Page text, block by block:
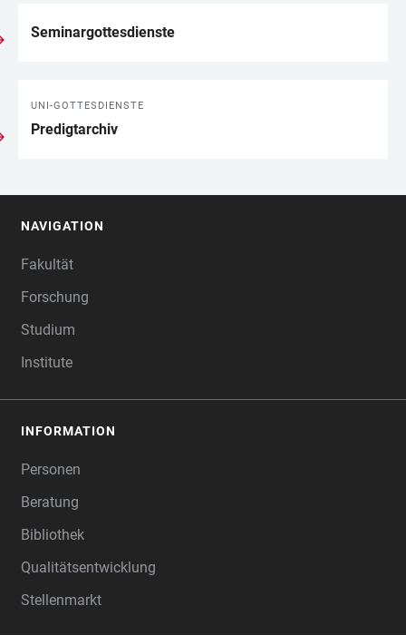
Seminargottesdienste
UNI-GOTTESDIENSTE
Predigtarchiv
NAVIGATION
Fakultät
Forschung
Studium
Institute
INFORMATION
Personen
Beratung
Bibliothek
Qualitätsentwicklung
Stellenmarkt